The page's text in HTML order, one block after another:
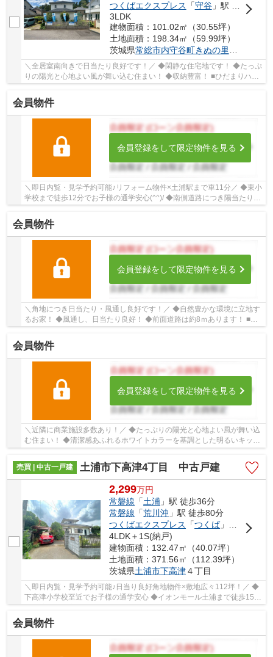
つくばエクスプレス
「守谷」駅 徒歩76分
3LDK
建物面積：101.02㎡（30.55坪）
土地面積：198.34㎡（59.99坪）
茨城県常総市内守谷町きぬの里
＼全居室南向きで日当たり良好です！／ ◆閑静な住宅地です！ ◆たっぷ
りの陽光と心地よい風が舞い込む住まい！ ◆収納豊富！ ■ひだまりハウ
会員物件
会員登録をして限定物件を見る
＼即日内覧・見学予約可能♪リフォーム物件×土浦駅まで車11分／ ◆東小
学校まで徒歩12分でお子様の通学安心(^^)/ ◆南側道路につき陽当たり良
好 ◆公園至近で子育て環境良好 ◆経済的な都...
会員物件
会員登録をして限定物件を見る
＼角地につき日当たり・風通し良好です！／ ◆自然豊かな環境に立地す
るお家！ ◆風通し、日当たり良好！ ◆前面道路は約8ｍあります！ ■ひ
だまりハウスは、お客様一人ひとりの幸せを描...
会員物件
会員登録をして限定物件を見る
＼近隣に商業施設多数あり！／ ◆たっぷりの陽光と心地よい風が舞い込
む住まい！ ◆清潔感あふれるホワイトカラーを基調とした明るいキッチ
ン！ ◆風通し、日当たり良好！ ■ひだまりハ...
売買 | 中古一戸建
土浦市下高津4丁目 中古戸建
2,299万円
常磐線 「土浦 」駅 徒歩36分
常磐線 「荒川沖 」駅 徒歩80分
つくばエクスプレス
「つくば」駅 徒歩94分
4LDK＋1S(納戸)
建物面積：132.47㎡（40.07坪）
土地面積：371.56㎡（112.39坪）
茨城県土浦市下高津４丁目
＼即日内覧・見学予約可能♪日当り良好角地物件×敷地広々112坪！／ ◆
下高津小学校至近でお子様の通学安心 ◆イオンモール土浦まで徒歩15分
◆経済的な都市ガス物件 ◆並列3台駐車可能 ◆全...
会員物件